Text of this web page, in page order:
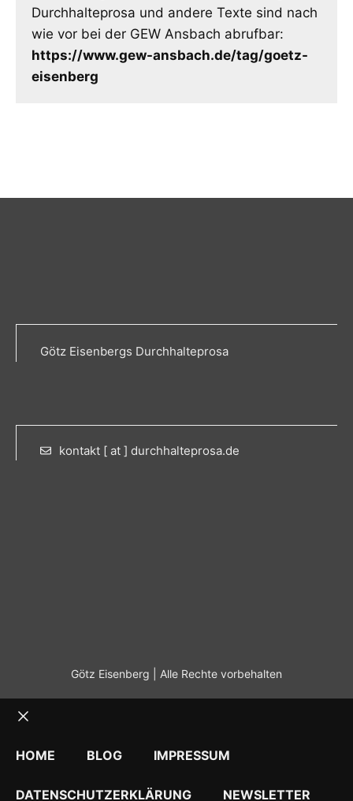
Durchhalteprosa und andere Texte sind nach
wie vor bei der GEW Ansbach abrufbar:
https://www.gew-ansbach.de/tag/goetz-
eisenberg
Götz Eisenbergs Durchhalteprosa
kontakt [ at ] durchhalteprosa.de
Götz Eisenberg | Alle Rechte vorbehalten
HOME
BLOG IMPRESSUM
DATENSCHUTZERKLÄRUNG NEWSLETTER